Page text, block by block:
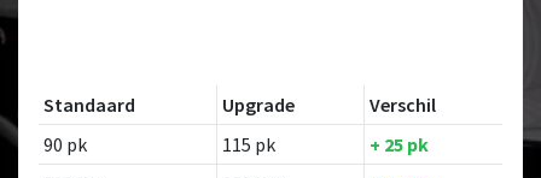
Standaard Upgrade
Verschil
90 pk
115 pk
+ 25 pk